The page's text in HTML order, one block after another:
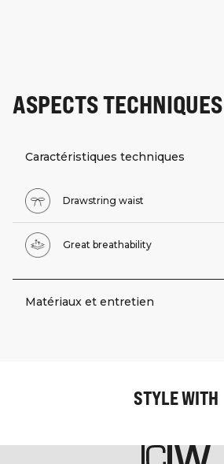
ASPECTS TECHNIQUES
Caractéristiques techniques
Drawstring waist
Great breathability
Matériaux et entretien
STYLE WITH